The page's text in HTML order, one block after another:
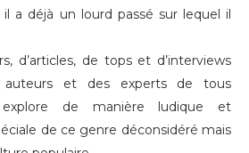
a déjà un lourd passé sur lequel il
d’articles, de tops et d’interviews
auteurs et des experts de tous
explore de manière ludique et
de ce genre déconsidéré mais